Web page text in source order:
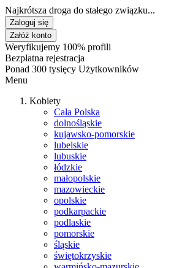
Najkrótsza droga do stałego związku...
Zaloguj się
Załóż konto
Weryfikujemy 100% profili
Bezpłatna rejestracja
Ponad 300 tysięcy Użytkowników
Menu
Kobiety
Cała Polska
dolnośląskie
kujawsko-pomorskie
lubelskie
lubuskie
łódzkie
małopolskie
mazowieckie
opolskie
podkarpackie
podlaskie
pomorskie
śląskie
świętokrzyskie